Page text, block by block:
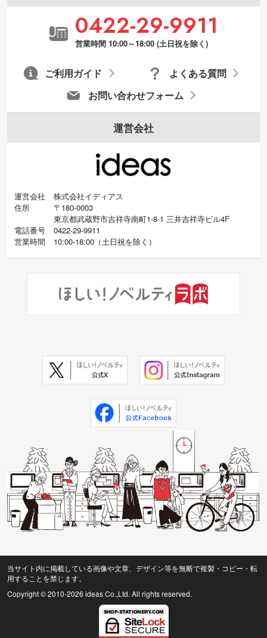
0422-29-9911
営業時間 10:00～18:00 (土日祝を除く)
お問い合わせフォーム
よくある質問
ご利用ガイド
運営会社
運営会社
株式会社イディアス
住所
〒180-0003
東京都武蔵野市吉祥寺南町1-8-1 三井吉祥寺ビル4F
電話番号
0422-29-9911
営業時間
10:00-18:00（土日祝を除く）
当サイト内に掲載している画像や文章、デザイン等を無断で複製・コピー・転
用することを禁じます。
Copyright © 2010-2026 ideas Co.,Ltd. All rights reserved.